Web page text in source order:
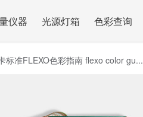
仪器 光源灯箱 色彩查询
标准FLEXO色彩指南 flexo color gu...